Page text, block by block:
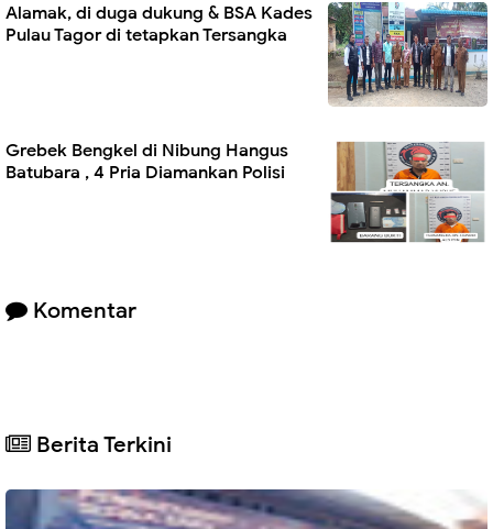
Alamak, di duga dukung & BSA Kades
Pulau Tagor di tetapkan Tersangka
Grebek Bengkel di Nibung Hangus
Batubara , 4 Pria Diamankan Polisi
Komentar
Berita Terkini